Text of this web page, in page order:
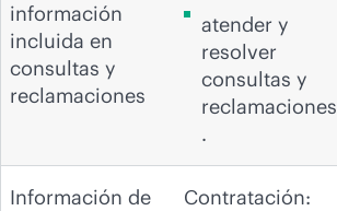
información
incluida en
consultas y
reclamaciones
atender y
resolver
consultas y
reclamaciones
.
Información de
Contratación: